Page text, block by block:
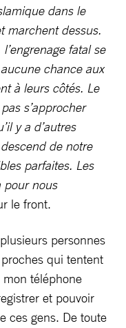
dans le
marchent dessus.
fatal se
chance aux
à leurs côtés. Le
s’approcher
y a d’autres
de notre
parfaites. Les
pour nous
le front.
personnes
qui tentent
mon téléphone
et pouvoir
ces gens. De toute